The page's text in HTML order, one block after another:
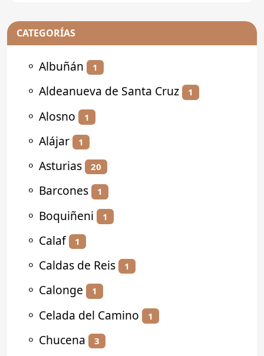
CATEGORÍAS
⚬ Albuñán 1
⚬ Aldeanueva de Santa Cruz 1
⚬ Alosno 1
⚬ Alájar 1
⚬ Asturias 20
⚬ Barcones 1
⚬ Boquiñeni 1
⚬ Calaf 1
⚬ Caldas de Reis 1
⚬ Calonge 1
⚬ Celada del Camino 1
⚬ Chucena 3